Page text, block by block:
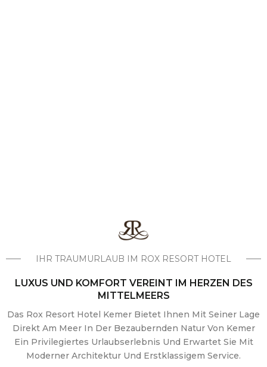
IHR TRAUMURLAUB IM ROX RESORT HOTEL
LUXUS UND KOMFORT VEREINT IM HERZEN DES
MITTELMEERS
Das Rox Resort Hotel Kemer Bietet Ihnen Mit Seiner Lage
Direkt Am Meer In Der Bezaubernden Natur Von Kemer
Ein Privilegiertes Urlaubserlebnis Und Erwartet Sie Mit
Moderner Architektur Und Erstklassigem Service.